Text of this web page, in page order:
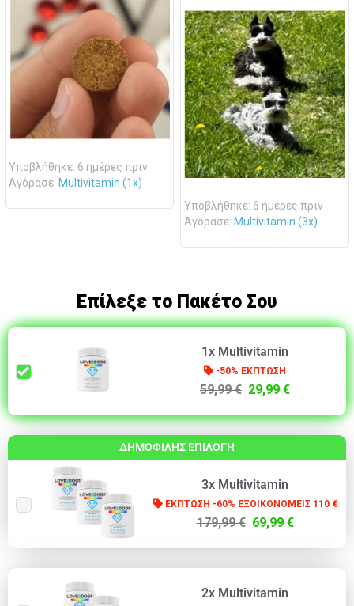
Υποβλήθηκε: 6 ημέρες πριν
Αγόρασε: Multivitamin (1x)
Υποβλήθηκε: 6 ημέρες πριν
Αγόρασε: Multivitamin (3x)
Επίλεξε το Πακέτο Σου
1x Multivitamin
-50% ΕΚΠΤΩΣΗ
59,99 € 29,99 €
ΔΗΜΟΦΙΛΗΣ ΕΠΙΛΟΓΗ
3x Multivitamin
ΕΚΠΤΩΣΗ -60% ΕΞΟΙΚΟΝΟΜΕΙΣ 110 €
179,99 € 69,99 €
2x Multivitamin